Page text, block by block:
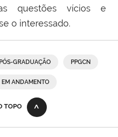
questões vícios e
o interessado.
PÓS-GRADUAÇÃO PPGCN
EM ANDAMENTO
TOPO